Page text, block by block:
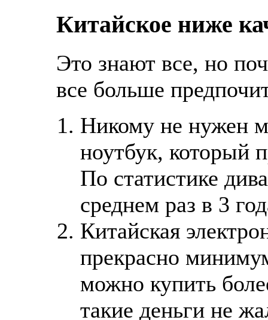
Китайское ниже
Это знают все, но
все больше
Никому не нужен
ноутбук, который
По статистике
среднем раз в 3
Китайская
прекрасно
можно купить
такие деньги не